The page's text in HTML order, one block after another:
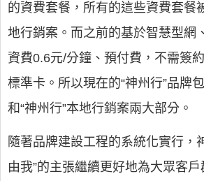
的資費套餐，所有的這些資費套餐
地行銷案。而之前的基於智慧型網
資費0.6元/分鐘、預付費，不需簽
標準卡。所以現在的“神州行”品牌
和“神州行”本地行銷案兩大部分。
隨著品牌建設工程的系統化實行，
由我”的主張繼續更好地為大眾客戶